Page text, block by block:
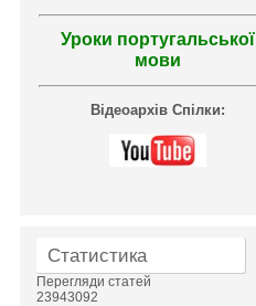
Уроки португальської
мови
Відеоархів Спілки:
Статистика
Перегляди статей
23943092